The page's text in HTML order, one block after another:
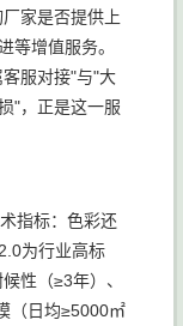
家是否提供上
等增值服务。
客服对接"与"大
"，正是这一服
指标：色彩还
为行业高标
性（≥3年）、
（日均≥5000㎡